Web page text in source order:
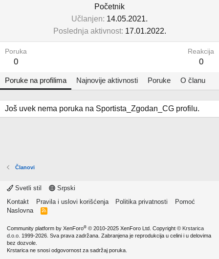
Početnik
Učlanjen 14.05.2021.
Poslednja aktivnost 17.01.2022.
Poruka
0
Reakcija
0
Poruke na profilima Najnovije aktivnosti Poruke O članu
Još uvek nema poruka na Sportista_Zgodan_CG profilu.
Članovi
Svetli stil
Srpski
Kontakt
Pravila i uslovi korišćenja Politika privatnosti
Pomoć
Naslovna
R
Community platform by XenForo® © 2010-2025 XenForo Ltd. Copyright © Krstarica
d.o.o. 1999-2026. Sva prava zadržana. Zabranjena je reprodukcija u celini i u delovima
bez dozvole.
Krstarica ne snosi odgovornost za sadržaj poruka.